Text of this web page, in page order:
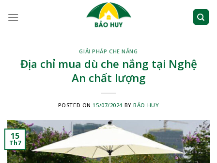
GIẢI PHÁP CHE NẮNG
Địa chỉ mua dù che nắng tại Nghệ
An chất lượng
POSTED ON 15/07/2024 BYBẢO HUY
15
Th7